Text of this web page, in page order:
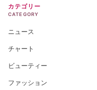
カテゴリー
CATEGORY
ニュース
チャート
ビューティー
ファッション